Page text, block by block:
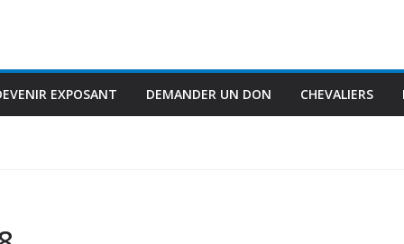
EXPOSANT DEMANDER UN DON CHEVALIERS